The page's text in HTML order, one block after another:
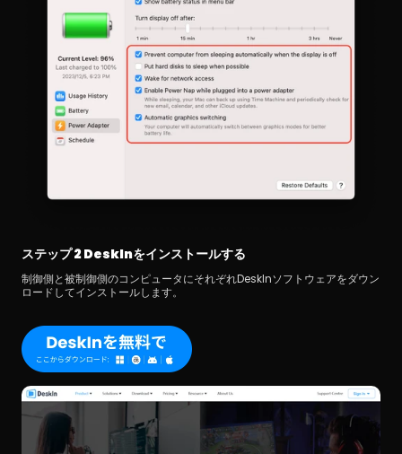
ステップ 2 DeskInをインストールする
制御側と被制御側のコンピュータにそれぞれDeskInソフトウェアをダウン
ロードしてインストールします。